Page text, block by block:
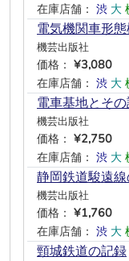
在庫店舗： 渋 大
電気機関車形
機芸出版社
価格： ¥3,080
在庫店舗： 渋 大
電車基地とそ
機芸出版社
価格： ¥2,750
在庫店舗： 渋 大
静岡鉄道駿遠
機芸出版社
価格： ¥1,760
在庫店舗： 渋 大
頸城鉄道の記録